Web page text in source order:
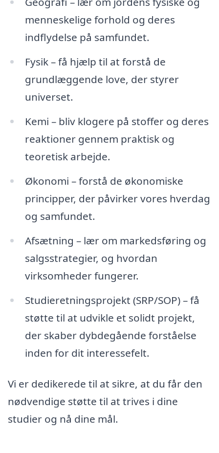
menneskelige forhold og deres
indflydelse på samfundet.
Fysik – få hjælp til at forstå de
grundlæggende love, der styrer
universet.
Kemi – bliv klogere på stoffer og deres
reaktioner gennem praktisk og
teoretisk arbejde.
Økonomi – forstå de økonomiske
principper, der påvirker vores hverdag
og samfundet.
Afsætning – lær om markedsføring og
salgsstrategier, og hvordan
virksomheder fungerer.
Studieretningsprojekt (SRP/SOP) – få
støtte til at udvikle et solidt projekt,
der skaber dybdegående forståelse
inden for dit interessefelt.
Vi er dedikerede til at sikre, at du får den
nødvendige støtte til at trives i dine
studier og nå dine mål.